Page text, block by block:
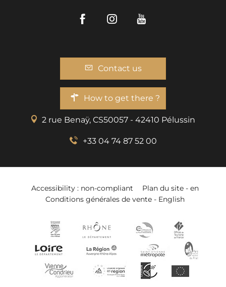
FacebookInstagram
Contact us
How to get there ?
2 rue Benaÿ, CS50057 - 42410 Pélussin
+33 04 74 87 52 00
Accessibility : non-compliant
Plan du site - en
Conditions générales de vente - English